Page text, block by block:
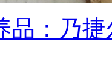
品：乃